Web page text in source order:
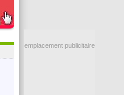
emplacement publicitaire